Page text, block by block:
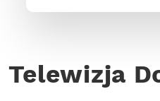
Telewizja